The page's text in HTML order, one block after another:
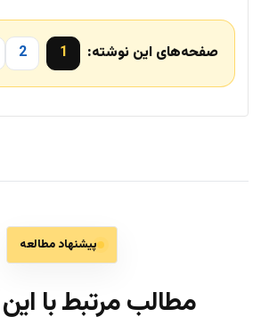
صفحه‌های این نوشته: 1
2
پیشنهاد مطالعه
مطالب مرتبط با